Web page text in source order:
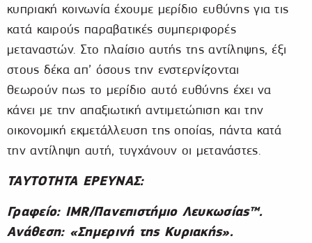
κυπριακή κοινωνία έχουμε μερίδιο ευθύνης για τις
κατά καιρούς παραβατικές συμπεριφορές
μεταναστών. Στο πλαίσιο αυτής της αντίληψης, έξι
στους δέκα απ’ όσους την ενστερνίζονται
θεωρούν πως το μερίδιο αυτό ευθύνης έχει να
κάνει με την απαξιωτική αντιμετώπιση και την
οικονομική εκμετάλλευση της οποίας, πάντα κατά
την αντίληψη αυτή, τυγχάνουν οι μετανάστες.
ΤΑΥΤΟΤΗΤΑ ΕΡΕΥΝΑΣ:
Γραφείο: IMR/Πανεπιστήμιο Λευκωσίας™.
Ανάθεση: «Σημερινή της Κυριακής».